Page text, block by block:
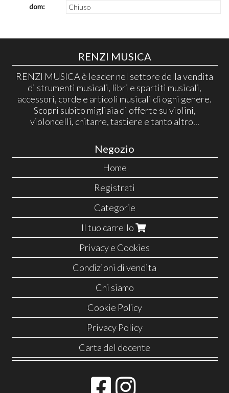
dom:
Chiuso
RENZI MUSICA
RENZI MUSICA è leader nel settore della vendita
di strumenti musicali, libri e spartiti musicali,
accessori, corde e articoli musicali di ogni genere.
Scopri subito migliaia di offerte su violini,
violoncelli, chitarre, tastiere e tanto altro...
Negozio
Home
Registrati
Categorie
Il tuo carrello
Privacy e Cookies
Condizioni di vendita
Chi siamo
Cookie Policy
Privacy Policy
Carta del docente